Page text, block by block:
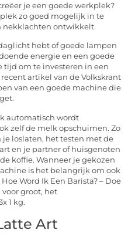
je een goede werkplek?
zo goed mogelijk in te
nekklachten ontwikkelt.
hebt of goede lampen
energie en een goede
tijd om te investeren in een
artikel van de Volkskrant
van een goede machine die
automatisch wordt
zelf de melk opschuimen. Zo
loslaten, het testen met de
en je partner of huisgenoten
koffie. Wanneer je gekozen
is het belangrijk om ook
Word Ik Een Barista? – Doe
voor groot, het
1 kg.
Art